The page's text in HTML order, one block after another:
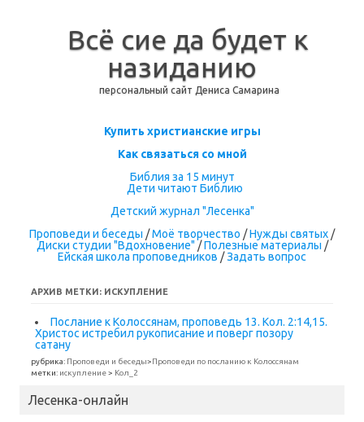
Всё сие да будет к
назиданию
персональный сайт Дениса Самарина
Перейти к содержимому
Купить христианские игры
Как связаться со мной
Библия за 15 минут
Дети читают Библию
Детский журнал "Лесенка"
Проповеди и беседы /Моё творчество /Нужды святых /
Диски студии "Вдохновение" /Полезные материалы /
Ейская школа проповедников /Задать вопрос
АРХИВ МЕТКИ: ИСКУПЛЕНИЕ
Послание к Колоссянам, проповедь 13. Кол. 2:14,15.
Христос истребил рукописание и поверг позору
сатану
рубрика: Проповеди и беседы>Проповеди по посланию к Колоссянам
метки: искупление> Кол_2
Лесенка-онлайн